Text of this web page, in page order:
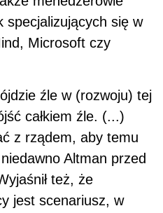
specjalizujących się w
Microsoft czy
źle w (rozwoju) tej
całkiem źle. (...)
z rządem, aby temu
Altman przed
też, że
jest scenariusz, w